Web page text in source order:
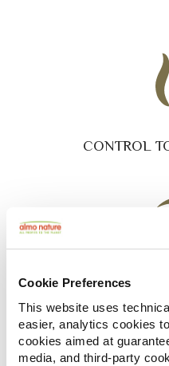
Cookie Preferences
This website uses
easier, analytics cookies
cookies aimed at
media, and third-party
CONTROL
PRODUCIDO A